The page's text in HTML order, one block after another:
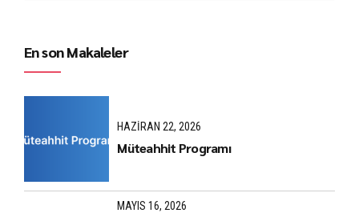
En son Makaleler
HAZIRAN 22, 2026
Müteahhit Programı
MAYIS 16, 2026